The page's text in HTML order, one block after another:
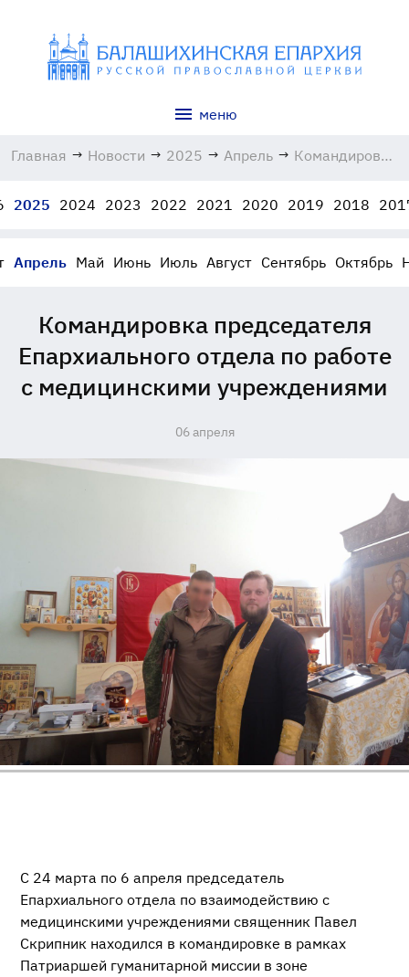
меню
Главная → Новости → 2025 → Апрель → Командировка
отдела по
учреждениями
2025 2024 2023 2022 2021 2020 2019 2018
Апрель Май Июнь Июль Август Сентябрь Октябрь
Командировка председателя
Епархиального отдела по работе
с медицинскими учреждениями
06 апреля
С 24 марта по 6 апреля председатель
Епархиального отдела по взаимодействию с
медицинскими учреждениями священник Павел
Скрипник находился в командировке в рамках
Патриаршей гуманитарной миссии в зоне